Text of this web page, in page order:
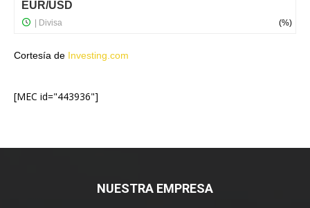
Cortesía de Investing.com
[MEC id="443936"]
NUESTRA EMPRESA